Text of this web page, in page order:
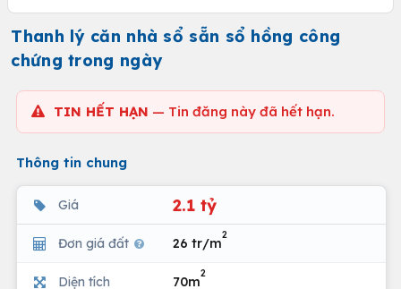
Thanh lý căn nhà sổ sẵn sổ hồng công
chứng trong ngày
TIN HẾT HẠN — Tin đăng này đã hết hạn.
Thông tin chung
Giá 2.1 tỷ
Đơn giá đất 26 tr/m
2
Diện tích 70m
2